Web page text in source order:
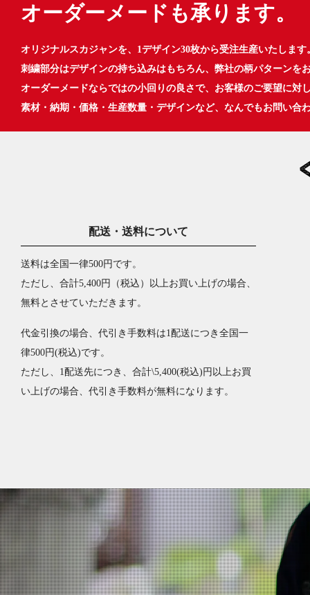
オーダーメードも承ります。
オリジナルスカジャンを、1デザイン30枚から受注生産いたします
刺繍部分はデザインの持ち込みはもちろん、弊社の柄パターンを
オーダーメードならではの小回りの良さで、お客様のご要望に対
素材・納期・価格・生産数量・デザインなど、なんでもお問い合
配送・送料について
送料は全国一律500円です。
ただし、合計5,400円（税込）以上お買い上げの場合、
無料とさせていただきます。
代金引換の場合、代引き手数料は1配送につき全国一
律500円(税込)です。
ただし、1配送先につき、合計\5,400(税込)円以上お買
い上げの場合、代引き手数料が無料になります。